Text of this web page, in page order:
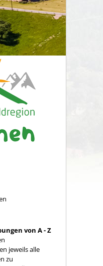
von A - Z
jeweils alle
zu